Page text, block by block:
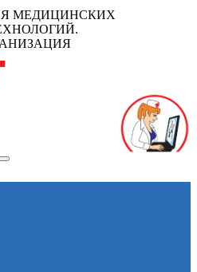
МЕДИЦИНСКИХ